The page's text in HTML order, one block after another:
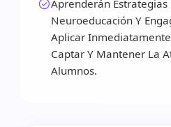
Aprenderán Estrategias
Neuroeducación Y
Aplicar Inmediatamente
Captar Y Mantener La
Alumnos.